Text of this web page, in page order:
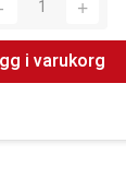
i varukorg